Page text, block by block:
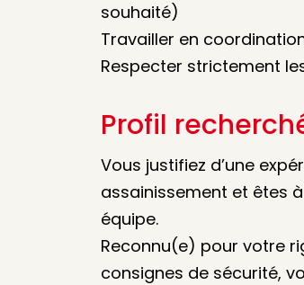
souhaité)
Travailler en
Respecter strictement
Profil
Vous justifiez d’une
assainissement et êtes
équipe.
Reconnu(e) pour votre
consignes de sécurité,